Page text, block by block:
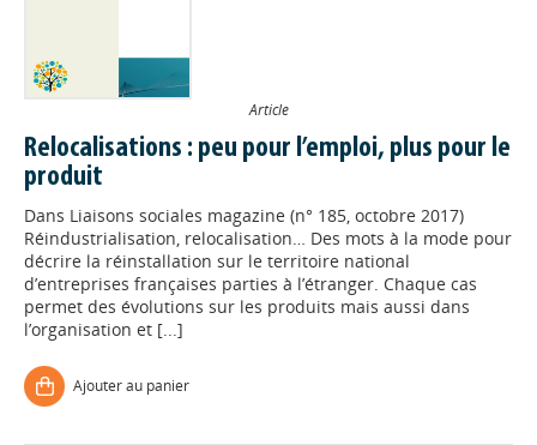
Article
Relocalisations : peu pour l’emploi, plus pour le
produit
Dans Liaisons sociales magazine (n° 185, octobre 2017)
Réindustrialisation, relocalisation… Des mots à la mode pour
décrire la réinstallation sur le territoire national
d’entreprises françaises parties à l’étranger. Chaque cas
permet des évolutions sur les produits mais aussi dans
l’organisation et [...]
Ajouter au panier